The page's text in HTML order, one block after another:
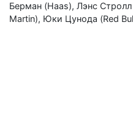
Берман (Haas), Лэнс
Martin), Юки Цунода (Red